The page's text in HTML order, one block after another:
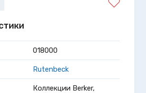
018000
Rutenbeck
Коллекции Berker,